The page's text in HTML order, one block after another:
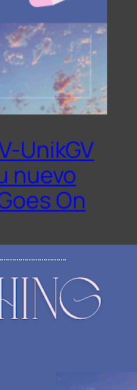
UnikGV
nuevo
On